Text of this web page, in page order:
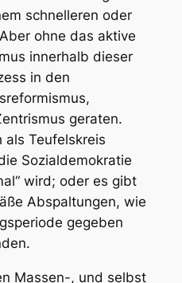
schnelleren oder
Aber ohne das aktive
innerhalb dieser
in den
geraten.
als Teufelskreis
Sozialdemokratie
wird; oder es gibt
Abspaltungen, wie
gegeben
Massen-, und selbst